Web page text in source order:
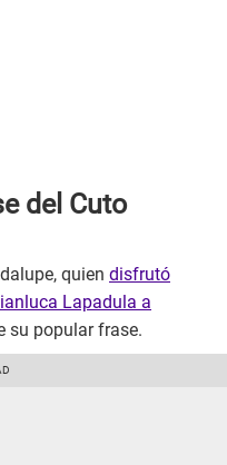
del Cuto
quien disfrutó
Lapadula a
su popular frase.